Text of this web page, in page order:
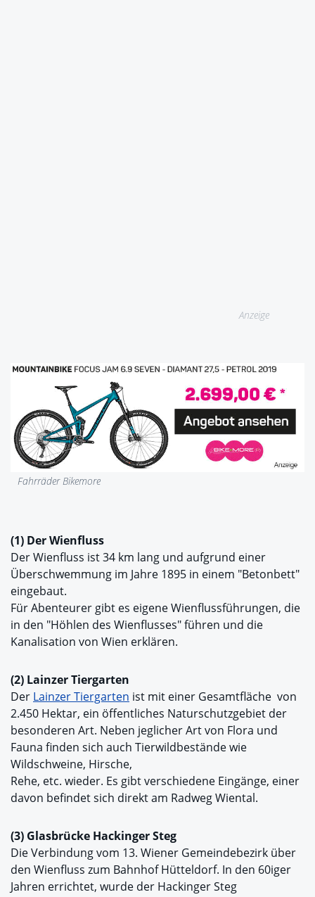
Anzeige
Fahrräder Bikemore
(1) Der Wienfluss
Der Wienfluss ist 34 km lang und aufgrund einer
Überschwemmung im Jahre 1895 in einem "Betonbett"
eingebaut.
Für Abenteurer gibt es eigene Wienflussführungen, die
in den "Höhlen des Wienflusses" führen und die
Kanalisation von Wien erklären.
(2) Lainzer Tiergarten
Der Lainzer Tiergarten ist mit einer Gesamtfläche von
2.450 Hektar, ein öffentliches Naturschutzgebiet der
besonderen Art. Neben jeglicher Art von Flora und
Fauna finden sich auch Tierwildbestände wie
Wildschweine, Hirsche,
Rehe, etc. wieder. Es gibt verschiedene Eingänge, einer
davon befindet sich direkt am Radweg Wiental.
(3) Glasbrücke Hackinger Steg
Die Verbindung vom 13. Wiener Gemeindebezirk über
den Wienfluss zum Bahnhof Hütteldorf. In den 60iger
Jahren errichtet, wurde der Hackinger Steg